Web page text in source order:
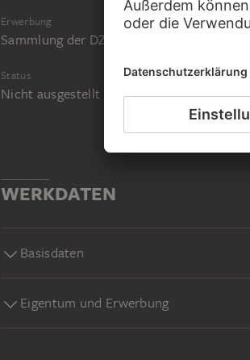
Erwerbung
Sammlung der DZ BANK im Städel Museum
Status
Nicht ausgestellt
WERKDATEN
Basisdaten
Eigentum und Erwerbung